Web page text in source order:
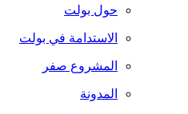
حول بولت
الاستدامة في بولت
المشروع صفر
المدونة